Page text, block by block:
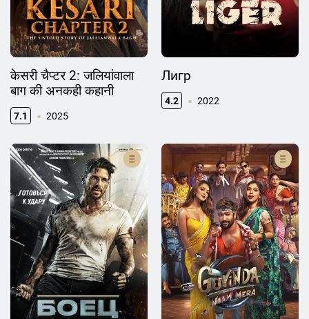
केसरी चैप्टर 2: जलियांवाला
बाग की अनकही कहानी
7.1 2025
Лигр
4.2 2022